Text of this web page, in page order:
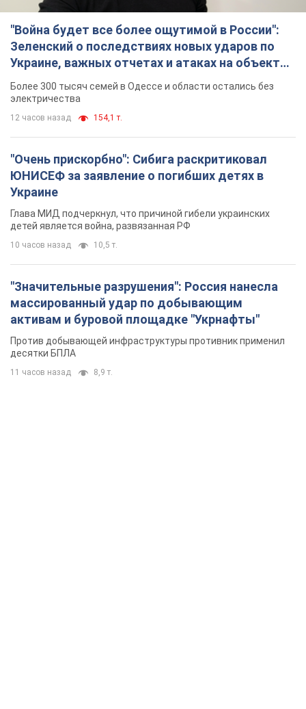
"Война будет все более ощутимой в России":
Зеленский о последствиях новых ударов по
Украине, важных отчетах и атаках на объекты
противника. Видео
Более 300 тысяч семей в Одессе и области остались без
электричества
12 часов назад 154,1 т.
"Очень прискорбно": Сибига раскритиковал
ЮНИСЕФ за заявление о погибших детях в
Украине
Глава МИД подчеркнул, что причиной гибели украинских
детей является война, развязанная РФ
10 часов назад 10,5 т.
"Значительные разрушения": Россия нанесла
массированный удар по добывающим
активам и буровой площадке "Укрнафты"
Против добывающей инфраструктуры противник применил
десятки БПЛА
11 часов назад 8,9 т.